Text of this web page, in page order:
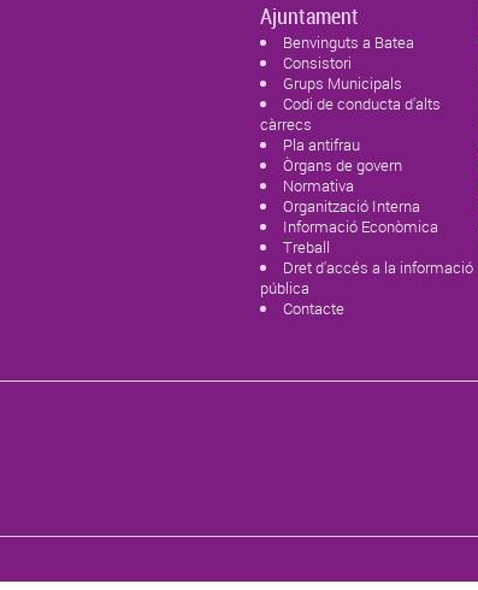
Ajuntament
Benvinguts a Batea
Consistori
Grups Municipals
Codi de conducta d'alts
càrrecs
Pla antifrau
Òrgans de govern
Normativa
Organització Interna
Informació Econòmica
Treball
Dret d'accés a la informació
pública
Contacte